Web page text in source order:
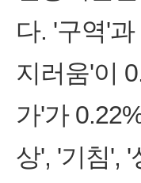
다. '구역'
지러움'이
가'가
상', '기침',